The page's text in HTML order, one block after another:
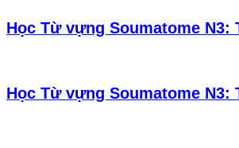
Học Từ vựng Soumatome N3:
Học Từ vựng Soumatome N3: